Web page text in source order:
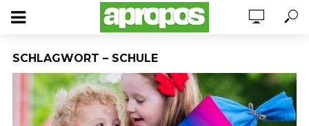
SCHLAGWORT – SCHULE